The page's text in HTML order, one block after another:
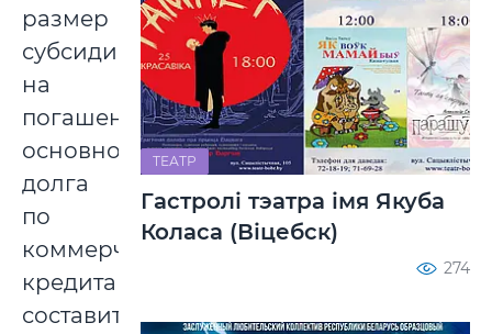
размер
субсидии
на
погашение
основного
долга
по
коммерческим
кредитам
составит
ТЕАТР
Гастролі тэатра імя Якуба
Коласа (Віцебск)
274